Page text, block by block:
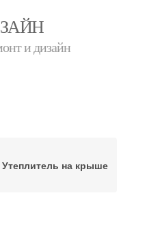
и дизайн
Утеплитель на крыше